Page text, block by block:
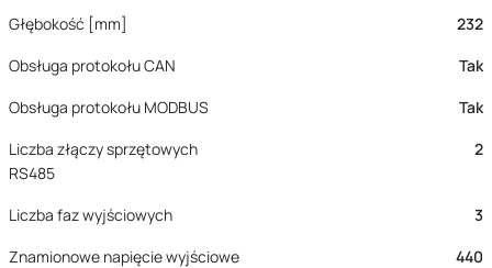
Głębokość [mm]
232
Obsługa protokołu CAN
Tak
Obsługa protokołu MODBUS
Tak
Liczba złączy sprzętowych
RS485
2
Liczba faz wyjściowych
3
Znamionowe napięcie wyjściowe
440